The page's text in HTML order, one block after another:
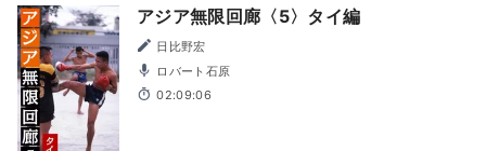
アジア無限回廊〈5〉タイ編
日比野宏
ロバート石原
02:09:06